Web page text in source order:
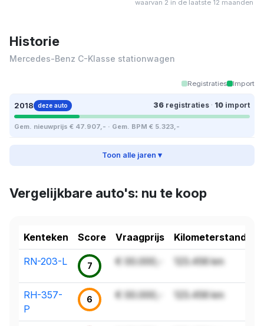
waarvan 2 in de laatste 12 maanden
Historie
Mercedes-Benz C-Klasse stationwagen
Registraties Import
2018 deze auto 36 registraties · 10 import
Gem. nieuwprijs € 47.907,- · Gem. BPM € 5.323,-
Toon alle jaren ▾
Vergelijkbare auto's: nu te koop
Kenteken Score Vraagprijs Kilometerstand
RN-203-L 7 € 00.000,- 123.456 km
RH-357-
P
6 € 00.000,- 123.456 km